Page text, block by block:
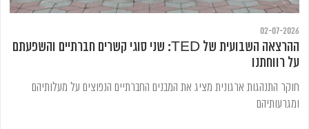
02-07-2026
ההרצאה השבועית של TED: שני סוגי קשרים חברתיים והשפעתם
על רווחתנו
חוקר התנהגות ארגונית מציג את המבנים החברתיים הנפוצים על מעלותיהם
ומגרעותיהם